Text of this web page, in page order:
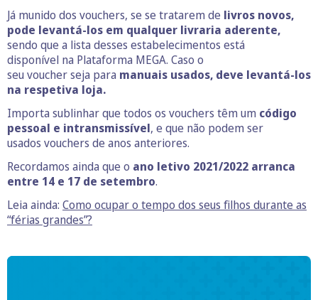
Já munido dos vouchers, se se tratarem de livros novos,
pode levantá-los em qualquer livraria aderente,
sendo que a lista desses estabelecimentos está
disponível na Plataforma MEGA. Caso o
seu voucher seja para manuais usados, deve levantá-los
na respetiva loja.
Importa sublinhar que todos os vouchers têm um código
pessoal e intransmissível, e que não podem ser
usados vouchers de anos anteriores.
Recordamos ainda que o ano letivo 2021/2022 arranca
entre 14 e 17 de setembro.
Leia ainda: Como ocupar o tempo dos seus filhos durante as
“férias grandes”?